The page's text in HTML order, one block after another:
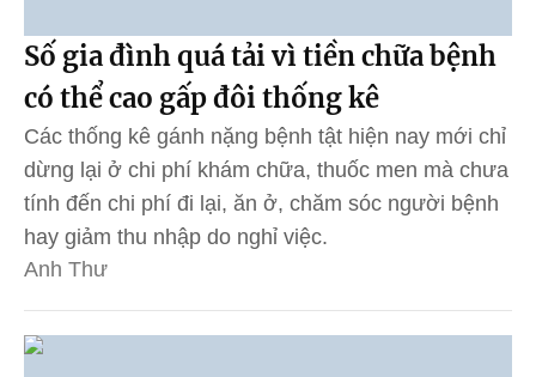
Số gia đình quá tải vì tiền chữa bệnh
có thể cao gấp đôi thống kê
Các thống kê gánh nặng bệnh tật hiện nay mới chỉ
dừng lại ở chi phí khám chữa, thuốc men mà chưa
tính đến chi phí đi lại, ăn ở, chăm sóc người bệnh
hay giảm thu nhập do nghỉ việc.
Anh Thư